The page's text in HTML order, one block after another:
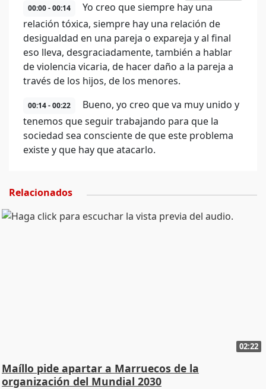
00:00 - 00:14
Yo creo que siempre hay una
relación tóxica, siempre hay una relación de
desigualdad en una pareja o expareja y al final
eso lleva, desgraciadamente, también a hablar
de violencia vicaria, de hacer daño a la pareja a
través de los hijos, de los menores.
00:14 - 00:22
Bueno, yo creo que va muy unido y
tenemos que seguir trabajando para que la
sociedad sea consciente de que este problema
existe y que hay que atacarlo.
Relacionados
02:22
Maíllo pide apartar a Marruecos de la
organización del Mundial 2030